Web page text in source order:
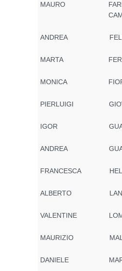
MAURO
ANDREA
MARTA
MONICA
PIERLUIGI
IGOR
ANDREA
FRANCESCA
ALBERTO
VALENTINE
MAURIZIO
DANIELE